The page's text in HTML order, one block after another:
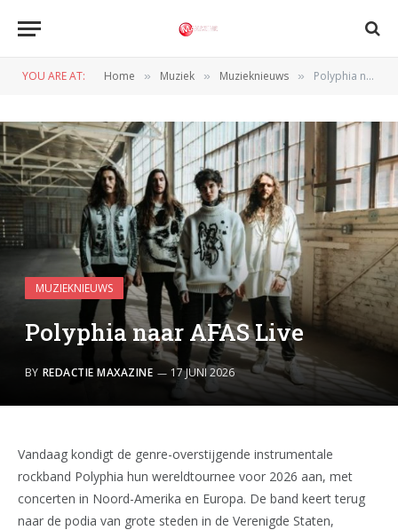
YOU ARE AT: Home » Muziek » Muzieknieuws » Polyphia naar AFAS Live
MUZIEKNIEUWS
Polyphia naar AFAS Live
BY REDACTIE MAXAZINE 17 JUNI 2026
Vandaag kondigt de genre-overstijgende instrumentale
rockband Polyphia hun wereldtournee voor 2026 aan, met
concerten in Noord-Amerika en Europa. De band keert terug
naar de podia van grote steden in de Verenigde Staten,